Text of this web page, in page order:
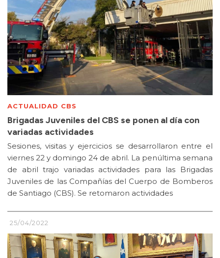
ACTUALIDAD CBS
Brigadas Juveniles del CBS se ponen al día con
variadas actividades
Sesiones, visitas y ejercicios se desarrollaron entre el
viernes 22 y domingo 24 de abril. La penúltima semana
de abril trajo variadas actividades para las Brigadas
Juveniles de las Compañías del Cuerpo de Bomberos
de Santiago (CBS). Se retomaron actividades
25/04/2022